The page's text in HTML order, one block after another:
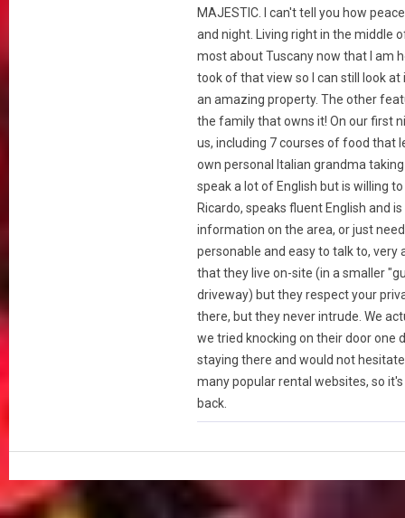
MAJESTIC. I can't tell you how
and night. Living right in the middle
most about Tuscany now that I am
took of that view so I can still look
an amazing property. The other
the family that owns it! On our first
us, including 7 courses of food that
own personal Italian grandma
speak a lot of English but is willing
Ricardo, speaks fluent English and
information on the area, or just
personable and easy to talk to,
that they live on-site (in a smaller
driveway) but they respect your
there, but they never intrude. We
we tried knocking on their door one
staying there and would not
many popular rental websites, so
back.